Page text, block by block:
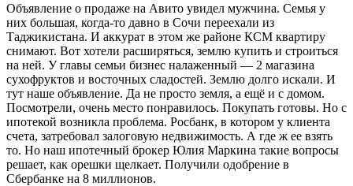
Объявление о продаже на Авито увидел мужчина. Семья у
них большая, когда-то давно в Сочи переехали из
Таджикистана. И аккурат в этом же районе КСМ квартиру
снимают. Вот хотели расширяться, землю купить и строиться
на ней. У главы семьи бизнес налаженный — 2 магазина
сухофруктов и восточных сладостей. Землю долго искали. И
тут наше объявление. Да не просто земля, а ещё и с домом.
Посмотрели, очень место понравилось. Покупать готовы. Но с
ипотекой возникла проблема. Росбанк, в котором у клиента
счета, затребовал залоговую недвижимость. А где ж ее взять
то. Но наш ипотечный брокер Юлия Маркина такие вопросы
решает, как орешки щелкает. Получили одобрение в
Сбербанке на 8 миллионов.